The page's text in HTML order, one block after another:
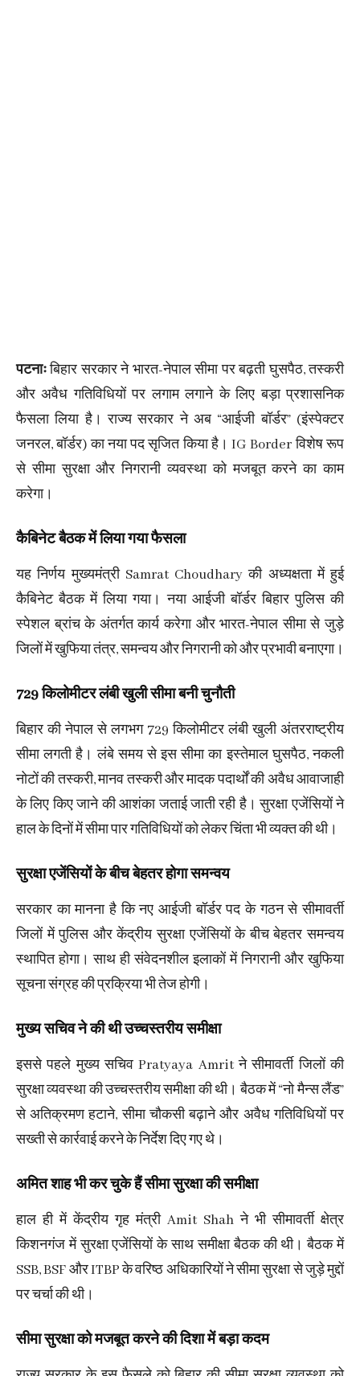
पटनाःबिहार सरकार ने भारत-नेपाल सीमा पर बढ़ती घुसपैठ, तस्करी
और अवैध गतिविधियों पर लगाम लगाने के लिए बड़ा प्रशासनिक
फैसला लिया है। राज्य सरकार ने अब “आईजी बॉर्डर” (इंस्पेक्टर
जनरल, बॉर्डर) का नया पद सृजित किया है। IG Border विशेष रूप
से सीमा सुरक्षा और निगरानी व्यवस्था को मजबूत करने का काम
करेगा।
कैबिनेट बैठक में लिया गया फैसला
यह निर्णय मुख्यमंत्री Samrat Choudhary की अध्यक्षता में हुई
कैबिनेट बैठक में लिया गया। नया आईजी बॉर्डर बिहार पुलिस की
स्पेशल ब्रांच के अंतर्गत कार्य करेगा और भारत-नेपाल सीमा से जुड़े
जिलों में खुफिया तंत्र, समन्वय और निगरानी को और प्रभावी बनाएगा।
729 किलोमीटर लंबी खुली सीमा बनी चुनौती
बिहार की नेपाल से लगभग 729 किलोमीटर लंबी खुली अंतरराष्ट्रीय
सीमा लगती है। लंबे समय से इस सीमा का इस्तेमाल घुसपैठ, नकली
नोटों की तस्करी, मानव तस्करी और मादक पदार्थों की अवैध आवाजाही
के लिए किए जाने की आशंका जताई जाती रही है। सुरक्षा एजेंसियों ने
हाल के दिनों में सीमा पार गतिविधियों को लेकर चिंता भी व्यक्त की थी।
सुरक्षा एजेंसियों के बीच बेहतर होगा समन्वय
सरकार का मानना है कि नए आईजी बॉर्डर पद के गठन से सीमावर्ती
जिलों में पुलिस और केंद्रीय सुरक्षा एजेंसियों के बीच बेहतर समन्वय
स्थापित होगा। साथ ही संवेदनशील इलाकों में निगरानी और खुफिया
सूचना संग्रह की प्रक्रिया भी तेज होगी।
मुख्य सचिव ने की थी उच्चस्तरीय समीक्षा
इससे पहले मुख्य सचिव Pratyaya Amrit ने सीमावर्ती जिलों की
सुरक्षा व्यवस्था की उच्चस्तरीय समीक्षा की थी। बैठक में “नो मैन्स लैंड”
से अतिक्रमण हटाने, सीमा चौकसी बढ़ाने और अवैध गतिविधियों पर
सख्ती से कार्रवाई करने के निर्देश दिए गए थे।
अमित शाह भी कर चुके हैं सीमा सुरक्षा की समीक्षा
हाल ही में केंद्रीय गृह मंत्री Amit Shah ने भी सीमावर्ती क्षेत्र
किशनगंज में सुरक्षा एजेंसियों के साथ समीक्षा बैठक की थी। बैठक में
SSB, BSF और ITBP के वरिष्ठ अधिकारियों ने सीमा सुरक्षा से जुड़े मुद्दों
पर चर्चा की थी।
सीमा सुरक्षा को मजबूत करने की दिशा में बड़ा कदम